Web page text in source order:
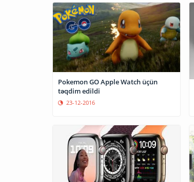
Pokemon GO Apple Watch üçün
təqdim edildi
23-12-2016